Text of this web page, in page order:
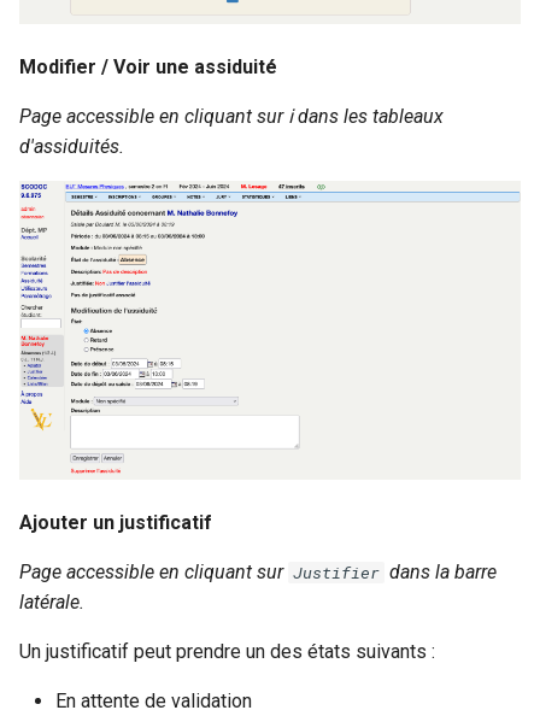
Modifier / Voir une assiduité
Page accessible en cliquant sur ℹ️ dans les tableaux
d'assiduités.
Ajouter un justificatif
Page accessible en cliquant sur Justifier dans la barre
latérale.
Un justificatif peut prendre un des états suivants :
En attente de validation